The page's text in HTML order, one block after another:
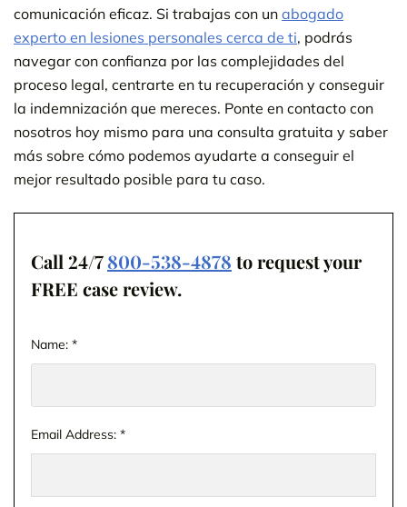
comunicación eficaz. Si trabajas con un abogado
experto en lesiones personales cerca de ti, podrás
navegar con confianza por las complejidades del
proceso legal, centrarte en tu recuperación y conseguir
la indemnización que mereces. Ponte en contacto con
nosotros hoy mismo para una consulta gratuita y saber
más sobre cómo podemos ayudarte a conseguir el
mejor resultado posible para tu caso.
Call 24/7800-538-4878 to request your
FREE case review.
Name: *
Email Address: *